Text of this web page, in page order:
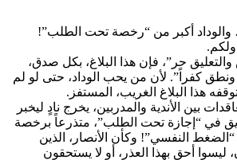
والوداد أكبر من “رخصة تحت الطلب”!
ولكم.
حر”، فإن هذا البلاغ، بكل صدق،
كفراً”. لأن من يحب الوداد، حتى لو لم
هذا البلاغ الغريب، المستفز.
بين الأندية والمدربين، يخرج نادٍ ليخبر
في “إجازة تحت الطلب”، متذرعاً برخصة
النفسي”! وكأن الأنصار، الذين
ليسوا أحق بهذا العذر، أو لا يستحقون